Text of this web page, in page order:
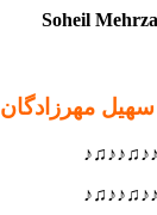
Soheil
مهرزادگان